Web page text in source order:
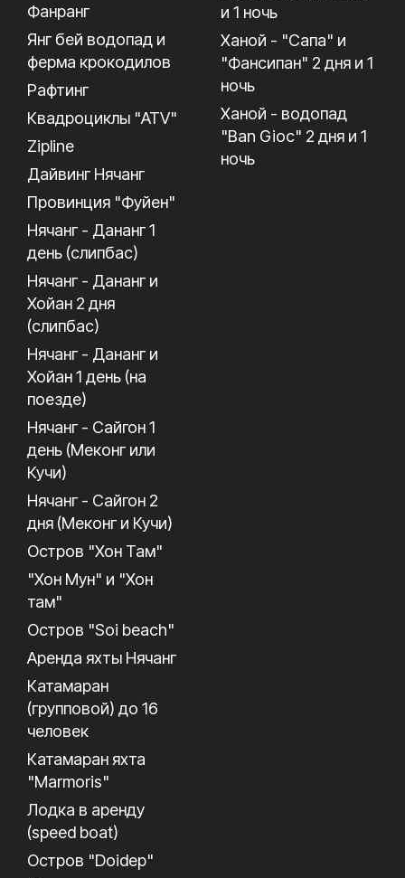
Фанранг
Янг бей водопад и
ферма крокодилов
Рафтинг
Квадроциклы "ATV"
Zipline
Дайвинг Нячанг
Провинция "Фуйен"
Нячанг - Дананг 1
день (слипбас)
Нячанг - Дананг и
Хойан 2 дня
(слипбас)
Нячанг - Дананг и
Хойан 1 день (на
поезде)
Нячанг - Сайгон 1
день (Меконг или
Кучи)
Нячанг - Сайгон 2
дня (Меконг и Кучи)
Остров "Хон Там"
"Хон Мун" и "Хон
там"
Остров "Soi beach"
Аренда яхты Нячанг
Катамаран
(групповой) до 16
человек
Катамаран яхта
"Marmoris"
Лодка в аренду
(speed boat)
Остров "Doidep"
и 1 ночь
Ханой - "Сапа" и
"Фансипан" 2 дня и 1
ночь
Ханой - водопад
"Ban Gioc" 2 дня и 1
ночь